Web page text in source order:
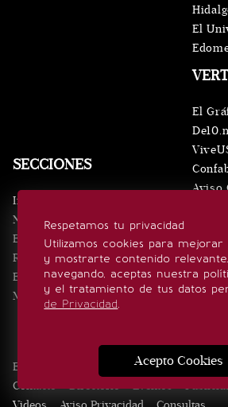
Respetamos tu privacidad
Utilizamos cookies para
y mostrarte contenido
navegando, aceptas nuestra
y el tratamiento de tus datos
de Privacidad.
Acepto Cookies
SECCIONES
Inicio
Noticias
Eventos
Realeza
Estilo de vida
Minuto x Minuto
El
Aviso
El
Edición Impresa Noticias Quiénes
Contacto
Directorio Eventos